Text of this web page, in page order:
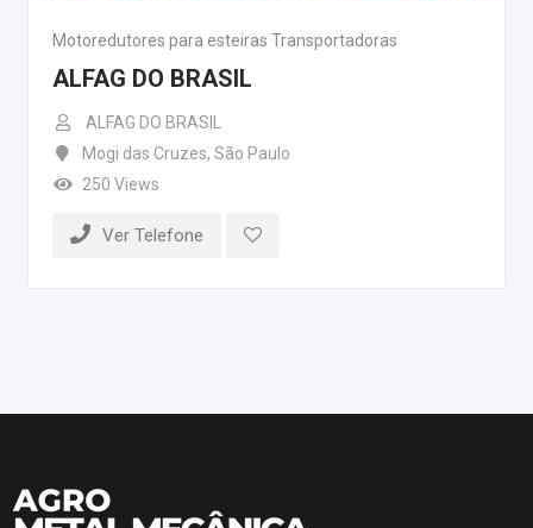
Motoredutores para esteiras Transportadoras
ALFAG DO BRASIL
ALFAG DO BRASIL
Mogi das Cruzes, São Paulo
250 Views
Ver Telefone